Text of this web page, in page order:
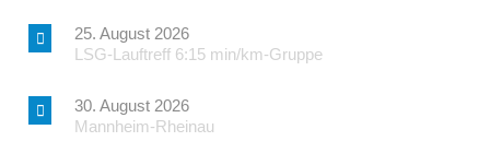
25. August 2026
LSG-Lauftreff 6:15 min/km-Gruppe
30. August 2026
Mannheim-Rheinau